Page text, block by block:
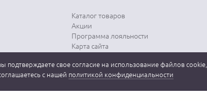
Каталог товаров
Акции
Программа лояльности
Карта сайта
Отзывы о товарах
подтверждаете свое согласие на использование файлов cookie,
с нашей политикой конфиденциальности